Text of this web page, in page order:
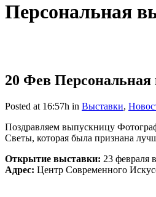
Персональная
20 Фев Персональная
Posted at 16:57h in Выставки,
Поздравляем выпускницу
Светы, которая была признана
Открытие выставки: 23 февраля
Адрес: Центр Современного